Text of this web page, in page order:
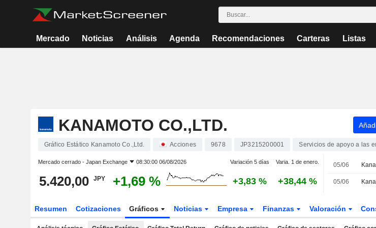
Mercado Noticias Análisis Agenda Recomendaciones Carteras Listas
KANAMOTO CO.,LTD.
Gráfico Estático Kanamoto Co.,Ltd. Acciones 9678 JP3215200001 Servicios de apoyo a las
Mercado cerrado - Japan Exchange 08:30:00 06/08/2026 Variación 5 días Varia. 1 de enero.
5.420,00 JPY +1,69 % +3,83 % +38,44 %
05/06
05/06
Resumen Cotizaciones Gráficos Noticias Empresa Finanzas Valoración